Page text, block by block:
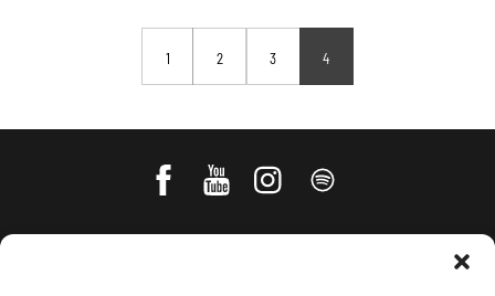
1 2 3 4